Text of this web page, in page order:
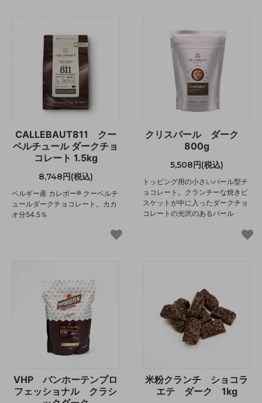
CALLEBAUT811 クー
ベルチュール ダークチョ
コレート 1.5kg
8,748円(税込)
ベルギー産 カレボー® クーベルチ
ュールダークチョコレート。カカ
オ分54.5％
クリスパール ダーク
800g
5,508円(税込)
トッピング用の小さいパール型チ
ョコレート。クランチーな焼きビ
スケットが中に入ったダークチョ
コレートの光沢のあるパール
VHP バンホーテンプロ
フェッショナル クラシ
米粉クランチ ショコラ
エテ ダーク 1kg